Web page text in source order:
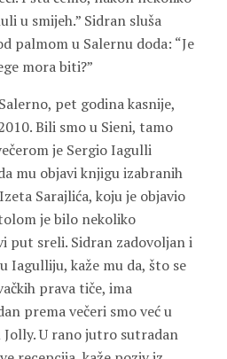
u smijeh.” Sidran sluša
palmom u Salernu doda: “Je
mora biti?”
pet godina kasnije,
Bili smo u Sieni, tamo
je Sergio Iagulli
mu objavi knjigu izabranih
Sarajlića, koju je objavio
je bilo nekoliko
put sreli. Sidran zadovoljan i
Iagulliju, kaže mu da, što se
prava tiče, ima
prema večeri smo već u
U rano jutro sutradan